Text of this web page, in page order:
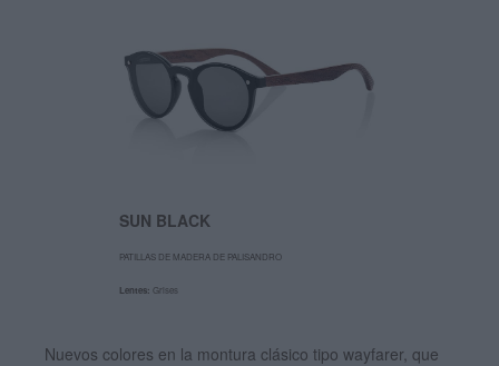
SUN BLACK
PATILLAS DE MADERA DE PALISANDRO
Lentes: Grises
Nuevos colores en la montura clásico tipo wayfarer, que